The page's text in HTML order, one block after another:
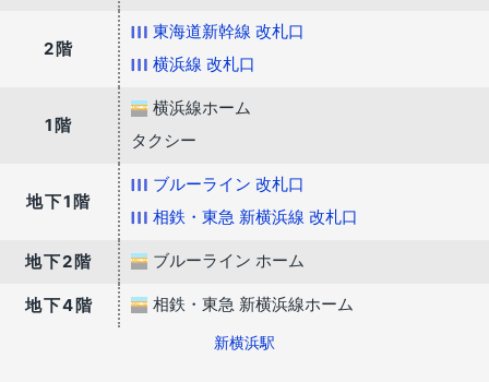
2階
東海道新幹線 改札口
横浜線 改札口
1階
横浜線ホーム
タクシー
地下1階
ブルーライン 改札口
相鉄・東急 新横浜線 改札口
地下2階 ブルーライン ホーム
地下4階 相鉄・東急 新横浜線ホーム
新横浜駅